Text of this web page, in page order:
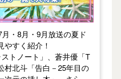
・8月・9月放送の夏ド
やすく紹介！
トノート」、蒼井優「T
村北斗「告白－25年目の